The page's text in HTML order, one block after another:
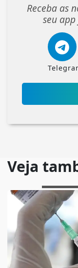
Receba as
seu
Veja